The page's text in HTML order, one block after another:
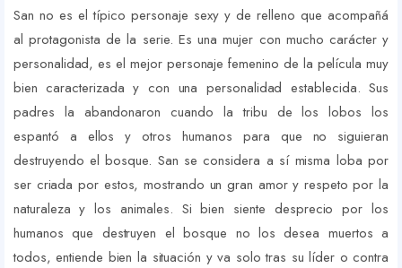
San no es el típico personaje sexy y de relleno que acompañá
al protagonista de la serie. Es una mujer con mucho carácter y
personalidad, es el mejor personaje femenino de la película muy
bien caracterizada y con una personalidad establecida.Sus
padres la abandonaron cuando la tribu de los lobos los
espantó a ellos y otros humanos para que no siguieran
destruyendo el bosque. San se considera a sí misma loba por
ser criada por estos, mostrando un gran amor y respeto por la
naturaleza y los animales. Si bien siente desprecio por los
humanos que destruyen el bosque no los desea muertos a
todos, entiende bien la situación y va solo tras su líder o contra